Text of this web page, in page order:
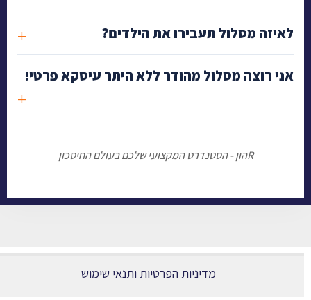
לאיזה מסלול תעבירו את הילדים?
אני רוצה מסלול מהודר ללא היתר עיסקא פרטי!
Rהון - הסטנדרט המקצועי שלכם בעולם החיסכון
מדיניות הפרטיות ותנאי שימוש